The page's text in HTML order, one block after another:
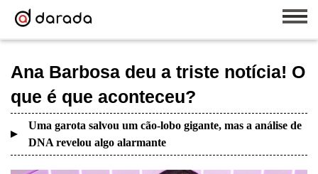
Ana Barbosa deu a triste notícia! O
que é que aconteceu?
Uma garota salvou um cão-lobo gigante, mas a análise de
DNA revelou algo alarmante